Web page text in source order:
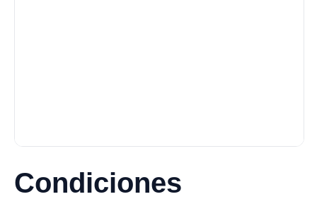
Condiciones